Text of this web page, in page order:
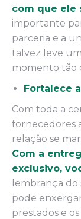
com que ele
importante
parceria e a
talvez leve
momento tão
Fortalece
Com toda a
fornecedores
relação se
Com a
exclusivo,
lembrança
pode
prestados e